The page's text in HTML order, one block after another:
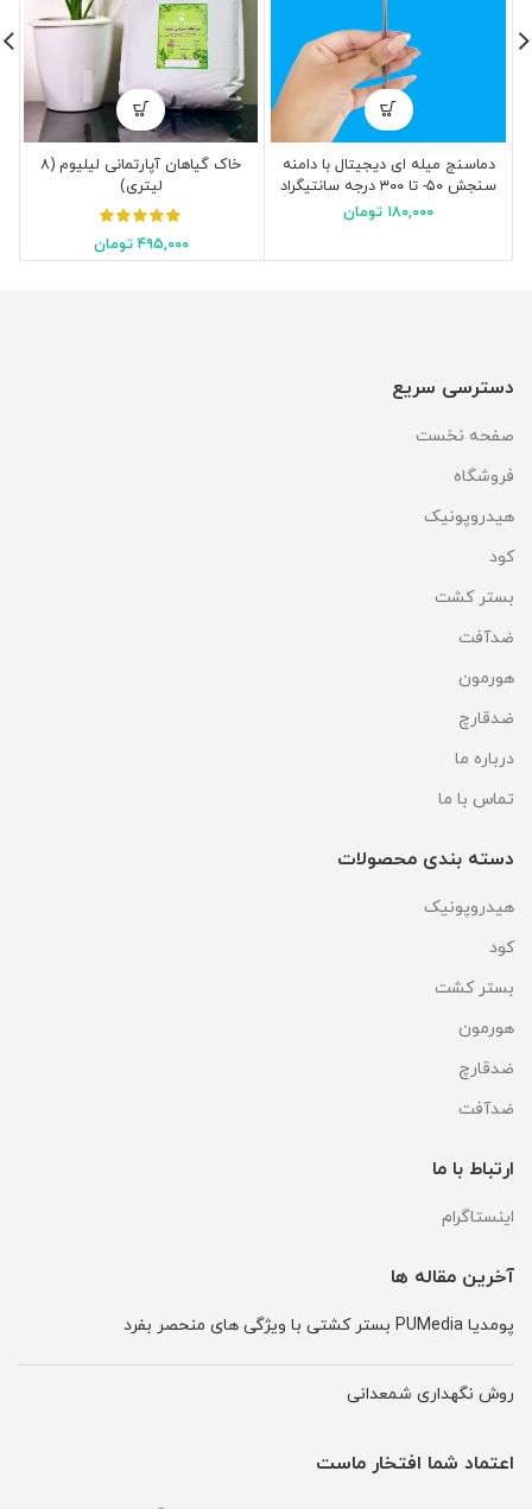
دماسنج میله ای دیجیتال با دامنه
سنجش ۵۰- تا ۳۰۰ درجه سانتیگراد
۱۸۰,۰۰۰ تومان
خاک گیاهان آپارتمانی لیلیوم (۸
لیتری)
۴۹۵,۰۰۰ تومان
دسترسی سریع
صفحه نخست
فروشگاه
هیدروپونیک
کود
بستر کشت
ضدآفت
هورمون
ضدقارچ
درباره ما
تماس با ما
دسته بندی محصولات
هیدروپونیک
کود
بستر کشت
هورمون
ضدقارچ
ضدآفت
ارتباط با ما
اینستاگرام
آخرین مقاله ها
پومدیا PUMedia بستر کشتی با ویژگی های منحصر بفرد
روش نگهداری شمعدانی
اعتماد شما افتخار ماست